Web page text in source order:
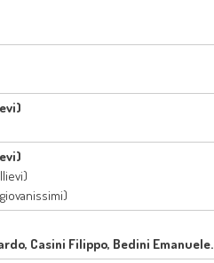
Casini Filippo, Bedini Emanuele.